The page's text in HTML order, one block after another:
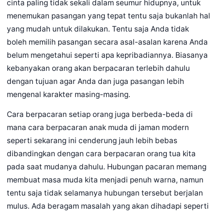
cinta paling tidak sekali dalam seumur hidupnya, untuk
menemukan pasangan yang tepat tentu saja bukanlah hal
yang mudah untuk dilakukan. Tentu saja Anda tidak
boleh memilih pasangan secara asal-asalan karena Anda
belum mengetahui seperti apa kepribadiannya. Biasanya
kebanyakan orang akan berpacaran terlebih dahulu
dengan tujuan agar Anda dan juga pasangan lebih
mengenal karakter masing-masing.
Cara berpacaran setiap orang juga berbeda-beda di
mana cara berpacaran anak muda di jaman modern
seperti sekarang ini cenderung jauh lebih bebas
dibandingkan dengan cara berpacaran orang tua kita
pada saat mudanya dahulu. Hubungan pacaran memang
membuat masa muda kita menjadi penuh warna, namun
tentu saja tidak selamanya hubungan tersebut berjalan
mulus. Ada beragam masalah yang akan dihadapi seperti